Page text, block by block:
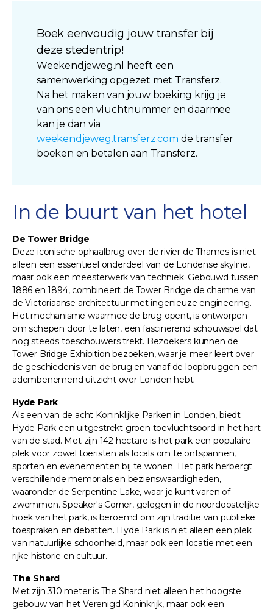
Boek eenvoudig jouw transfer bij
deze stedentrip!
Weekendjeweg.nl heeft een
samenwerking opgezet met Transferz.
Na het maken van jouw boeking krijg je
van ons een vluchtnummer en daarmee
kan je dan via
weekendjeweg.transferz.com de transfer
boeken en betalen aan Transferz.
In de buurt van het hotel
De Tower Bridge
Deze iconische ophaalbrug over de rivier de Thames is niet
alleen een essentieel onderdeel van de Londense skyline,
maar ook een meesterwerk van techniek. Gebouwd tussen
1886 en 1894, combineert de Tower Bridge de charme van
de Victoriaanse architectuur met ingenieuze engineering.
Het mechanisme waarmee de brug opent, is ontworpen
om schepen door te laten, een fascinerend schouwspel dat
nog steeds toeschouwers trekt. Bezoekers kunnen de
Tower Bridge Exhibition bezoeken, waar je meer leert over
de geschiedenis van de brug en vanaf de loopbruggen een
adembenemend uitzicht over Londen hebt.
Hyde Park
Als een van de acht Koninklijke Parken in Londen, biedt
Hyde Park een uitgestrekt groen toevluchtsoord in het hart
van de stad. Met zijn 142 hectare is het park een populaire
plek voor zowel toeristen als locals om te ontspannen,
sporten en evenementen bij te wonen. Het park herbergt
verschillende memorials en bezienswaardigheden,
waaronder de Serpentine Lake, waar je kunt varen of
zwemmen. Speaker's Corner, gelegen in de noordoostelijke
hoek van het park, is beroemd om zijn traditie van publieke
toespraken en debatten. Hyde Park is niet alleen een plek
van natuurlijke schoonheid, maar ook een locatie met een
rijke historie en cultuur.
The Shard
Met zijn 310 meter is The Shard niet alleen het hoogste
gebouw van het Verenigd Koninkrijk, maar ook een